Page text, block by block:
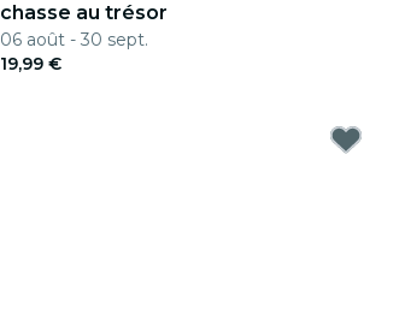
chasse au trésor
06 août - 30 sept.
19,99 €